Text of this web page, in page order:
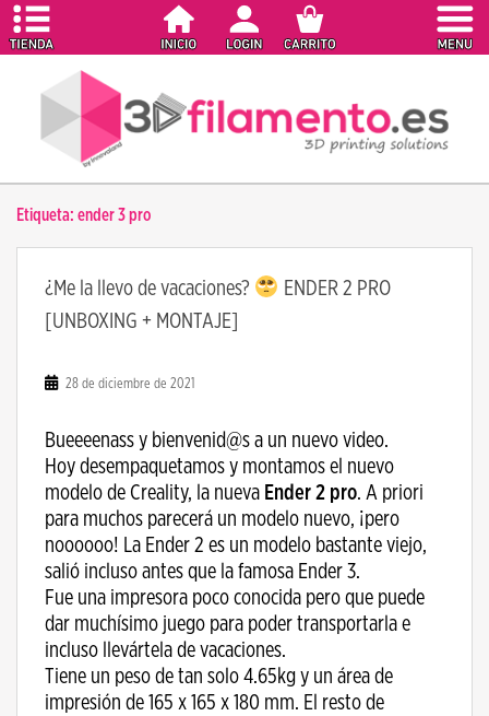
Etiqueta: ender 3 pro
¿Me la llevo de vacaciones?
ENDER 2 PRO
[UNBOXING + MONTAJE]
28 de diciembre de 2021
Bueeeenass y bienvenid@s a un nuevo video.
Hoy desempaquetamos y montamos el nuevo
modelo de Creality, la nueva Ender 2 pro. A priori
para muchos parecerá un modelo nuevo, ¡pero
noooooo! La Ender 2 es un modelo bastante viejo,
salió incluso antes que la famosa Ender 3.
Fue una impresora poco conocida pero que puede
dar muchísimo juego para poder transportarla e
incluso llevártela de vacaciones.
Tiene un peso de tan solo 4.65kg y un área de
impresión de 165 x 165 x 180 mm. El resto de